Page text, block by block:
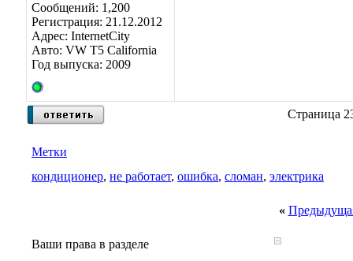
Сообщений: 1,200
Регистрация: 21.12.2012
Адрес: InternetCity
Авто: VW T5 California
Год выпуска: 2009
Страница
Метки
кондиционер, не работает, ошибка, сломан, электрика
«
Ваши права в разделе